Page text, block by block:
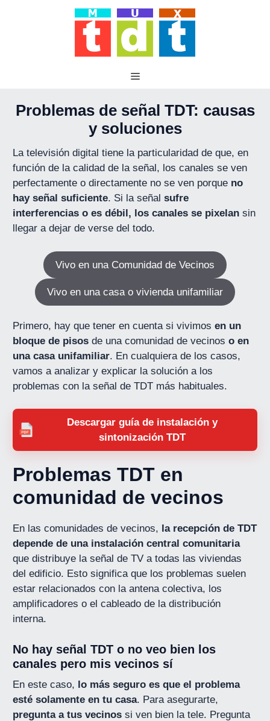
Problemas de señal TDT: causas
y soluciones
La televisión digital tiene la particularidad de que, en
función de la calidad de la señal, los canales se ven
perfectamente o directamente no se ven porque no
hay señal suficiente. Si la señalsufre
interferencias o es débil, los canales se pixelan sin
llegar a dejar de verse del todo.
Vivo en una Comunidad de Vecinos
Vivo en una casa o vivienda unifamiliar
Primero, hay que tener en cuenta si vivimosen un
bloque de pisos de una comunidad de vecinoso en
una casa unifamiliar. En cualquiera de los casos,
vamos a analizar y explicar la solución a los
problemas con la señal de TDT más habituales.
Descargar guía de instalación y
sintonización TDT
Problemas TDT en
comunidad de vecinos
En las comunidades de vecinos, la recepción de TDT
depende de una instalación central comunitaria
que distribuye la señal de TV a todas las viviendas
del edificio. Esto significa que los problemas suelen
estar relacionados con la antena colectiva, los
amplificadores o el cableado de la distribución
interna.
No hay señal TDT o no veo bien los
canales pero mis vecinos sí
En este caso, lo más seguro es que el problema
esté solamente en tu casa. Para asegurarte,
pregunta a tus vecinossi ven bien la tele. Pregunta